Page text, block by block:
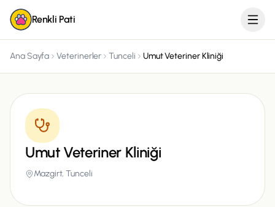
Renkli Pati
Ana Sayfa Veterinerler Tunceli Umut Veteriner Kliniği
Umut Veteriner Kliniği
Mazgirt,Tunceli